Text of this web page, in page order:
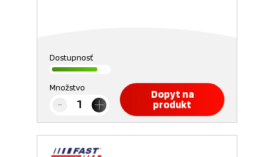
Dostupnosť
Množstvo
Dopyt na
produkt